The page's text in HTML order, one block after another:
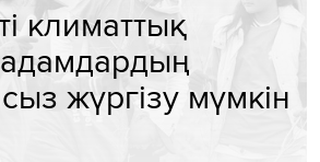
климаттық
жүргізу мүмкін